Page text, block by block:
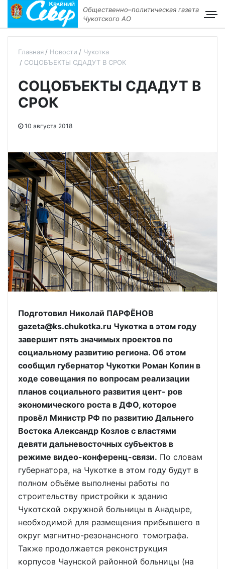
Общественно–политическая газета
Чукотского АО
Главная Новости
Чукотка
СОЦОБЪЕКТЫ СДАДУТ В СРОК
СОЦОБЪЕКТЫ СДАДУТ В
СРОК
10 августа 2018
Подготовил Николай ПАРФЁНОВ
gazeta@ks.chukotka.ru Чукотка в этом году
завершит пять значимых проектов по
социальному развитию региона. Об этом
сообщил губернатор Чукотки Роман Копин в
ходе совещания по вопросам реализации
планов социального развития цент- ров
экономического роста в ДФО, которое
провёл Министр РФ по развитию Дальнего
Востока Александр Козлов с властями
девяти дальневосточных субъектов в
режиме видео-конференц-связи. По словам
губернатора, на Чукотке в этом году будут в
полном объёме выполнены работы по
строительству пристройки к зданию
Чукотской окружной больницы в Анадыре,
необходимой для размещения прибывшего в
округ магнитно-резонансного томографа.
Также продолжается реконструкция
корпусов Чаунской районной больницы (на